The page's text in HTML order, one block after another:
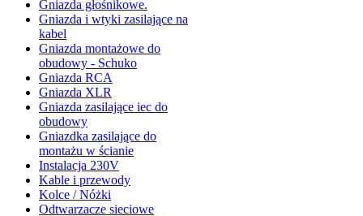
Gniazda głośnikowe.
Gniazda i wtyki zasilające na
kabel
Gniazda montażowe do
obudowy - Schuko
Gniazda RCA
Gniazda XLR
Gniazda zasilające iec do
obudowy
Gniazdka zasilające do
montażu w ścianie
Instalacja 230V
Kable i przewody
Kolce / Nóżki
Odtwarzacze sieciowe